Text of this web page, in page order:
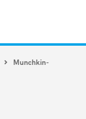
Munchkin-